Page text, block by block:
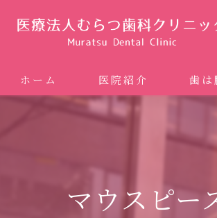
ホーム 医院紹介 歯は
マウスピー